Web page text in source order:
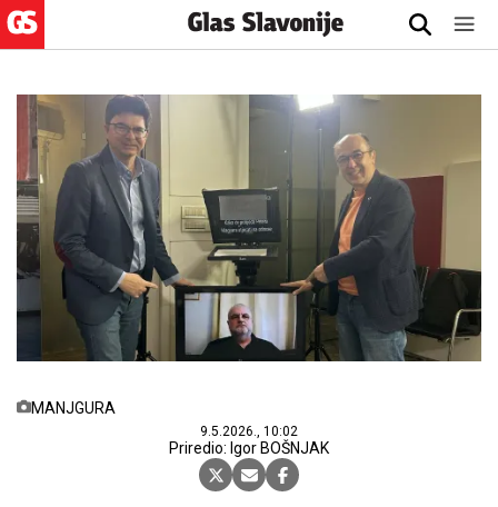
MANJGURA
9.5.2026., 10:02
Priredio: Igor BOŠNJAK